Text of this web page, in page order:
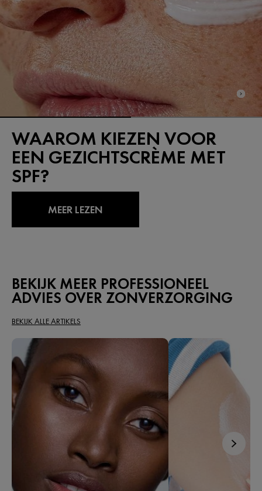
WAAROM KIEZEN VOOR
EEN GEZICHTSCRÈME MET
SPF?
MEER LEZEN
BEKIJK MEER PROFESSIONEEL
ADVIES OVER ZONVERZORGING
BEKIJK ALLE ARTIKELS